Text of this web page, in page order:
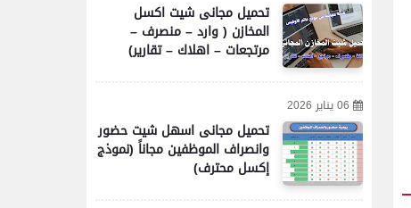
تحميل مجانى شيت اكسل
المخازن ( وارد – منصرف –
مرتجعات – اهلاك – تقارير)
06 يناير 2026
تحميل مجانى اسهل شيت حضور
وانصراف الموظفين مجاناً (نموذج
إكسل محترف)